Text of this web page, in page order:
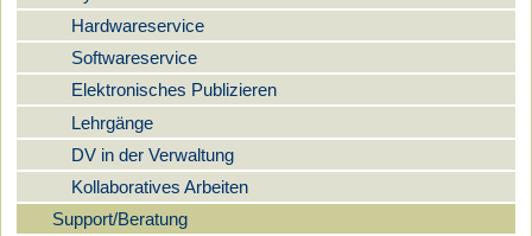
Hardwareservice
Softwareservice
Elektronisches Publizieren
Lehrgänge
DV in der Verwaltung
Kollaboratives Arbeiten
Support/Beratung